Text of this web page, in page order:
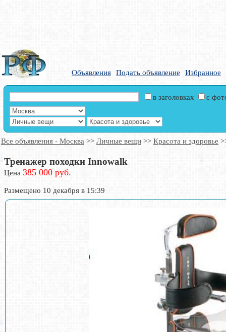
Объявления Подать объявление Избранное
в заголовках с
Все объявления - Москва >> Личные вещи >> Красота и здоровье
Тренажер походки Innowalk
Цена 385 000 руб.
Размещено 10 декабря в 15:39